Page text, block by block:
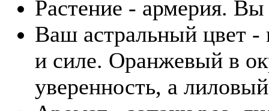
Растение - армерия.
Ваш астральный цвет -
и силе. Оранжевый в
уверенность, а